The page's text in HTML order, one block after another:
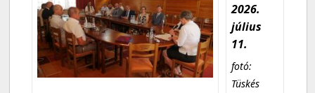
2026.
július
11.
fotó:
Tüskés